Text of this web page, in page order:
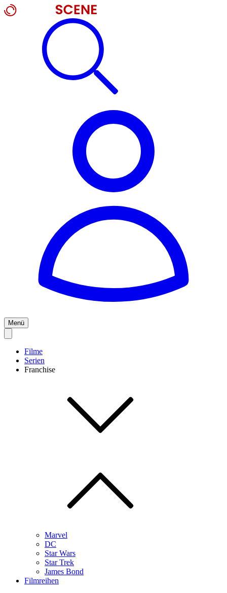
Menü
Filme
Serien
Franchise
Marvel
DC
Star Wars
Star Trek
James Bond
Filmreihen